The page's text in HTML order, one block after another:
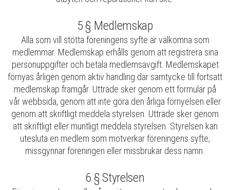
5 § Medlemskap
Alla som vill stötta föreningens syfte är välkomna som
medlemmar. Medlemskap erhålls genom att registrera sina
personuppgifter och betala medlemsavgift. Medlemskapet
förnyas årligen genom aktiv handling där samtycke till fortsatt
medlemskap framgår. Utträde sker genom ett formulär på
vår webbsida, genom att inte göra den årliga förnyelsen eller
genom att skriftligt meddela styrelsen. Utträde sker genom
att skriftligt eller muntligt meddela styrelsen. Styrelsen kan
utesluta en medlem som motverkar föreningens syfte,
missgynnar föreningen eller missbrukar dess namn.
6 § Styrelsen